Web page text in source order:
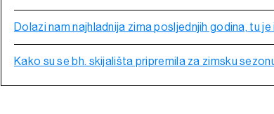
Dolazi nam najhladnija zima posljednjih godina, tu
Kako su se bh. skijališta pripremila za zimsku